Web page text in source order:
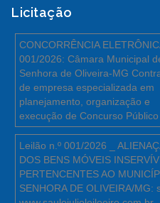
Licitação
CONCORRÊNCIA
001/2026: Câmara Municipal
Senhora de Oliveira-MG
de empresa especializada em
planejamento, organização e
execução de Concurso Público
Leilão n.º 001/2026 _
DOS BENS MÓVEIS
PERTENCENTES AO
SENHORA DE OLIVEIRA/MG: